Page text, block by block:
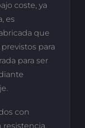
coste, ya
es
que
para
para ser
con
resistencia,